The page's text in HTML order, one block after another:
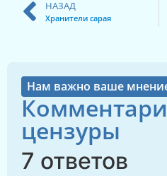
НАЗАД
Хранители сарая
Нам важно ваше
цензуры
7 ответов